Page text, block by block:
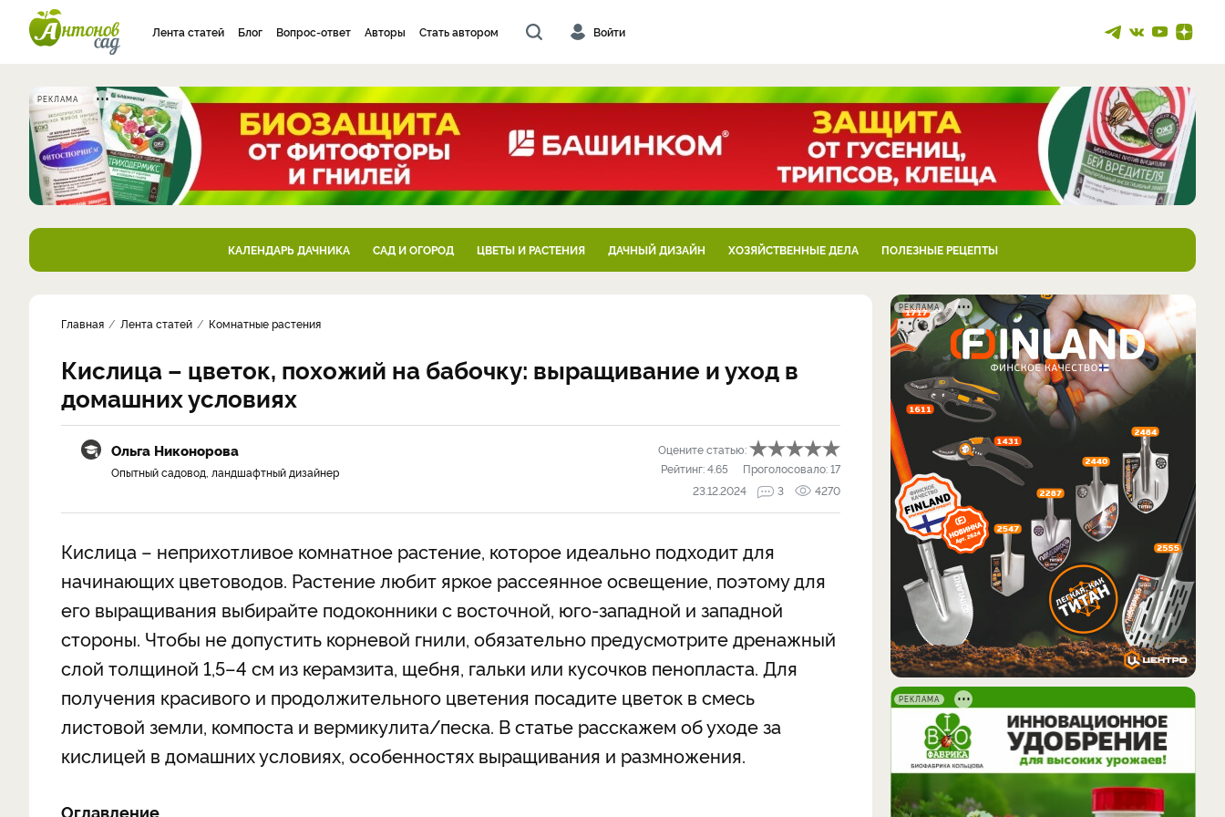
Лента статей Блог Вопрос-ответ Авторы Стать автором Войти
РЕКЛАМА
КАЛЕНДАРЬ ДАЧНИКА САД И ОГОРОД ЦВЕТЫ И РАСТЕНИЯ ДАЧНЫЙ ДИЗАЙН ХОЗЯЙСТВЕННЫЕ ДЕЛА ПОЛЕЗНЫЕ РЕЦЕПТЫ
Главная Лента статей Комнатные растения
Кислица – цветок, похожий на бабочку: выращивание и уход в
домашних условиях
Ольга Никонорова
Опытный садовод, ландшафтный дизайнер
Оцените статью:
Рейтинг:4.65 Проголосовало:17
23.12.2024
3 4270
Кислица – неприхотливое комнатное растение, которое идеально подходит для
начинающих цветоводов. Растение любит яркое рассеянное освещение, поэтому для
его выращивания выбирайте подоконники с восточной, юго-западной и западной
стороны. Чтобы не допустить корневой гнили, обязательно предусмотрите дренажный
слой толщиной 1,5–4 см из керамзита, щебня, гальки или кусочков пенопласта. Для
получения красивого и продолжительного цветения посадите цветок в смесь
листовой земли, компоста и вермикулита/песка. В статье расскажем об уходе за
кислицей в домашних условиях, особенностях выращивания и размножения.
Оглавление
РЕКЛАМА
РЕКЛАМА